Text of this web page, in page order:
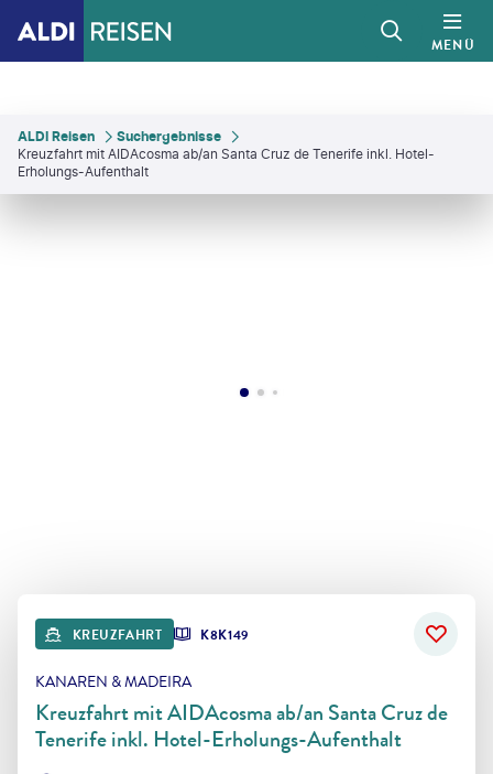
MENÜ
ALDI Reisen
Suchergebnisse
Kreuzfahrt mit AIDAcosma ab/an Santa Cruz de Tenerife inkl. Hotel-
Erholungs-Aufenthalt
KREUZFAHRT K8K149
KANAREN & MADEIRA
Kreuzfahrt mit AIDAcosma ab/an Santa Cruz de
Tenerife inkl. Hotel-Erholungs-Aufenthalt